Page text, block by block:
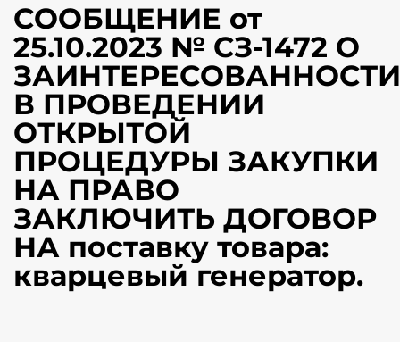
СООБЩЕНИЕ от
25.10.2023 № СЗ-1472 О
ЗАИНТЕРЕСОВАННОСТИ
В ПРОВЕДЕНИИ
ОТКРЫТОЙ
ПРОЦЕДУРЫ ЗАКУПКИ
НА ПРАВО
ЗАКЛЮЧИТЬ ДОГОВОР
НА поставку товара:
кварцевый генератор.